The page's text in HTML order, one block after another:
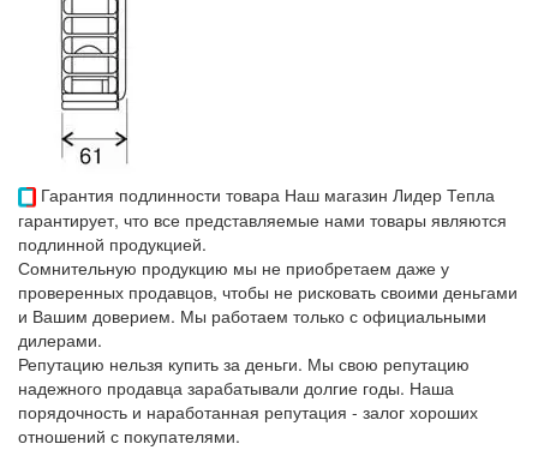
Гарантия подлинности товара Наш магазин Лидер Тепла
гарантирует, что все представляемые нами товары являются
подлинной продукцией.
Сомнительную продукцию мы не приобретаем даже у
проверенных продавцов, чтобы не рисковать своими деньгами
и Вашим доверием. Мы работаем только с официальными
дилерами.
Репутацию нельзя купить за деньги. Мы свою репутацию
надежного продавца зарабатывали долгие годы. Наша
порядочность и наработанная репутация - залог хороших
отношений с покупателями.